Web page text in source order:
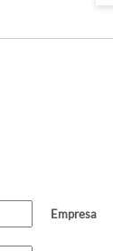
Empresa